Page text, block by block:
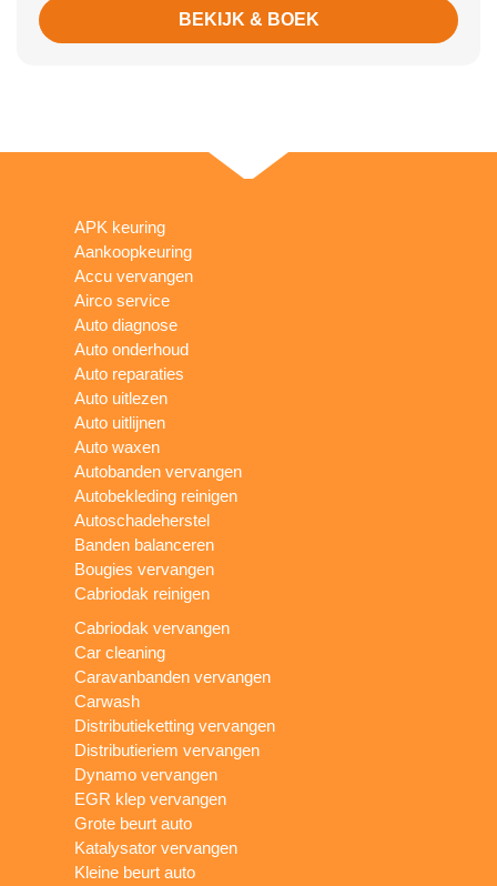
BEKIJK & BOEK
APK keuring
Aankoopkeuring
Accu vervangen
Airco service
Auto diagnose
Auto onderhoud
Auto reparaties
Auto uitlezen
Auto uitlijnen
Auto waxen
Autobanden vervangen
Autobekleding reinigen
Autoschadeherstel
Banden balanceren
Bougies vervangen
Cabriodak reinigen
Cabriodak vervangen
Car cleaning
Caravanbanden vervangen
Carwash
Distributieketting vervangen
Distributieriem vervangen
Dynamo vervangen
EGR klep vervangen
Grote beurt auto
Katalysator vervangen
Kleine beurt auto